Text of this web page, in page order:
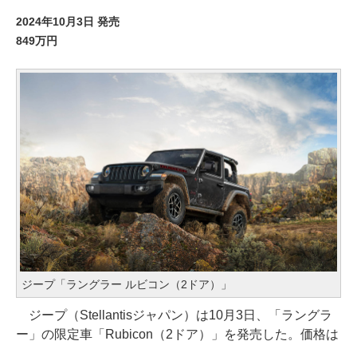
2024年10月3日 発売
849万円
ジープ「ラングラー ルビコン（2ドア）」
ジープ（Stellantisジャパン）は10月3日、「ラングラ
ー」の限定車「Rubicon（2ドア）」を発売した。価格は